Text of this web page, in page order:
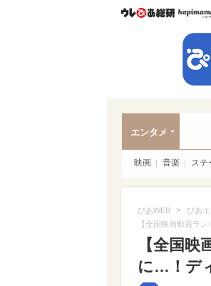
ウレぴ
エンタメ
映画 音楽 ステ
ぴあWEB > ぴあ
【全国映画動員ラ
【全国
に…！デ